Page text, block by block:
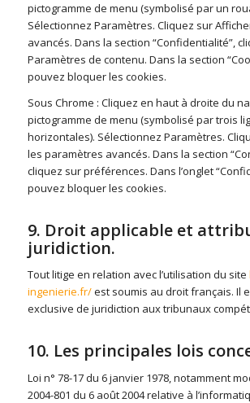
pictogramme de menu (symbolisé par un
Sélectionnez Paramètres. Cliquez sur
avancés. Dans la section “Confidentialité”,
Paramètres de contenu. Dans la section
pouvez bloquer les cookies.
Sous Chrome : Cliquez en haut à droite du
pictogramme de menu (symbolisé par trois
horizontales). Sélectionnez Paramètres.
les paramètres avancés. Dans la section
cliquez sur préférences. Dans l’onglet
pouvez bloquer les cookies.
9. Droit applicable et
juridiction.
Tout litige en relation avec l’utilisation du site
ingenierie.fr/est soumis au droit français. Il
exclusive de juridiction aux tribunaux
10. Les principales lois
Loi n° 78-17 du 6 janvier 1978, notamment
2004-801 du 6 août 2004 relative à